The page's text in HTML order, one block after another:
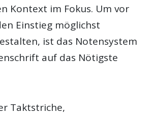
Kontext im Fokus. Um vor
Einstieg möglichst
ist das Notensystem
auf das Nötigste
Taktstriche,